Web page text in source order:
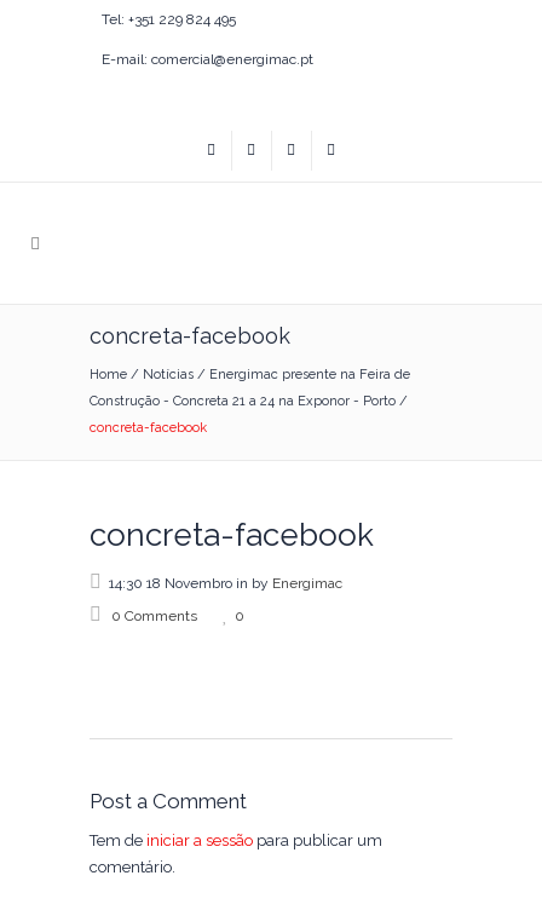
Tel: +351 229 824 495
E-mail: comercial@energimac.pt
concreta-facebook
Home / Notícias / Energimac presente na Feira de
Construção - Concreta 21 a 24 na Exponor - Porto /
concreta-facebook
concreta-facebook
14:30 18 Novembro in by Energimac
0 Comments
0
Post a Comment
Tem de iniciar a sessão para publicar um
comentário.